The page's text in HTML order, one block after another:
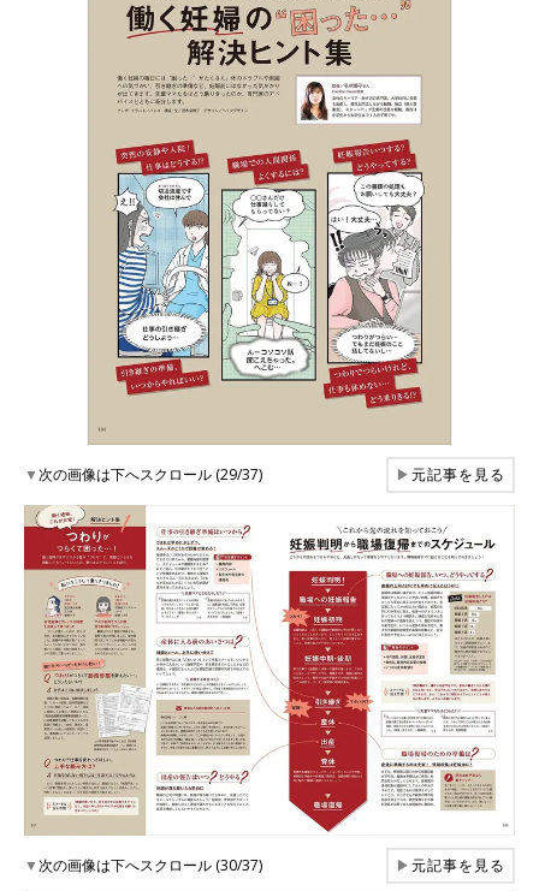
▼次の画像は下へスクロール (29/37) ▶元記事を見る
▼次の画像は下へスクロール (30/37) ▶元記事を見る